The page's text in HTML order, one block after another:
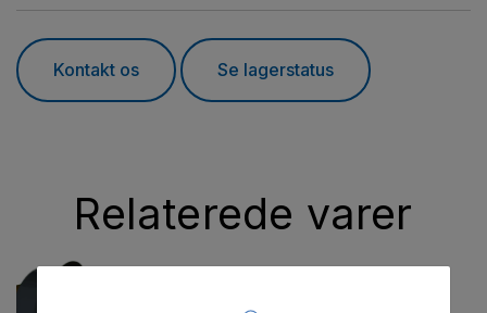
Kontakt os Se lagerstatus
Relaterede varer